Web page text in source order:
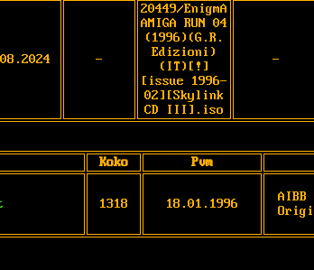
-
20449/EnigmA
AMIGA RUN 04
(1996)(G.R.
Edizioni)
(IT)[!]
[issue 1996-
02][Skylink
CD III].iso
-
Koko Pvm
1318 18.01.1996